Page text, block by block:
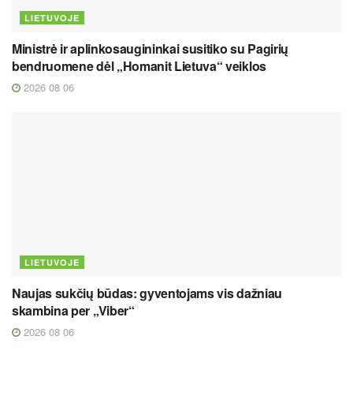
LIETUVOJE
Ministrė ir aplinkosaugininkai susitiko su Pagirių
bendruomene dėl „Homanit Lietuva“ veiklos
2026 08 06
LIETUVOJE
Naujas sukčių būdas: gyventojams vis dažniau
skambina per „Viber“
2026 08 06